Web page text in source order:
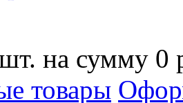
на сумму 0
товары